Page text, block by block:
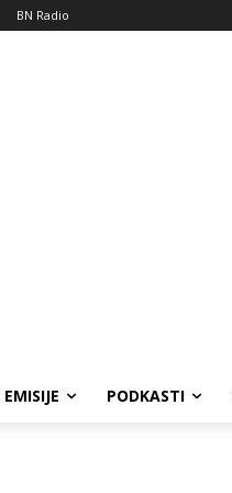
BN Radio
EMISIJE PODKASTI